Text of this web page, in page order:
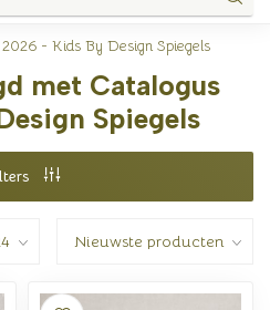
- Kids By Design Spiegels
met Catalogus
Spiegels